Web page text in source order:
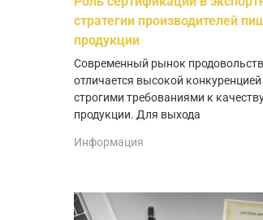
стратегии производителей
продукции
Современный рынок
отличается высокой конкуренцией
строгими требованиями к
продукции. Для выхода
Информация